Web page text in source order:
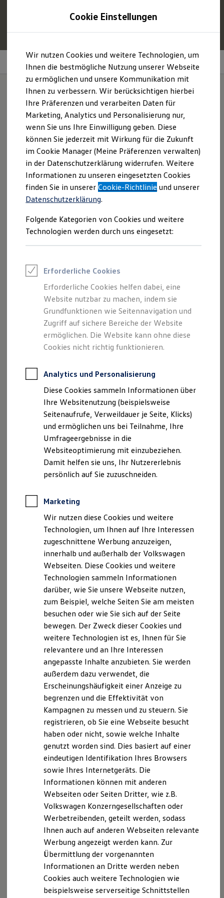
Hauptinhalt
springen
Footer
springen
Profitieren Sie von bis zu6.000 € 1
VolkswagenID. oder
Hybridmodelle.
Mehr zur E‑Auto-Förderung
Modelle und Konfigurator
Konfigurator
Modelle vergleichen
Konfiguration laden
Autosuche
Elektroautos
ENERGY Sondermodelle
Nutzfahrzeuge
SUV und CUV
Familienautos
Kombis
Kompaktwagen
Sportwagen
Schnell verfügbare Fahrzeuge
Angebote und Produkte
Aktuelle Angebote
E-Auto-Förderung
Volkswagen Marktplatz
Elektromobilität bei Gebrauchtwagen
Saisonangebote
Reifenpakete
Leasing
Leasing-Angebote
Gebrauchtwagen Leasing
Junge Gebrauchtwagen-Leasing
Elektroauto Leasing
Kleinwagen-Leasing
Autokredit mit Schlussrate
Versicherungen und Garantien
Kfz-Versicherung
Restschuldversicherungen
Garantien
Wartungsverträge
Geschäftskunden
Professional Class bei Volkswagen
Großkunden
Behörden
Direktkunden
Sonderfahrzeuge
Elektromobilität
Elektroautos
Elektrofahrzeugkonzepte
ID. EVERY1
Reichweite
Reichweite der ID. Modelle
Reichweite im Winter
Rekuperation
Laden
Laden unterwegs
Laden Zuhause
Ladestationen finden
Ladezeitensimulator
Sicherheit
Garantie und Lebensdauer
Nachhaltigkeit
Kosten und Kauf
Verbrauchskosten
Kaufoptionen
E-Auto-Förderung
Software und Konnektivität
Die ID. Software 6
ID. Software Versionen und Updates
Digitale Extras
Schnittstellen zu Ihrem ID.
Hybridautos
Marke und Erlebnis
Volkswagen R und R Experience
R-Modelle
R Experience
Driving Experience
Werkbesichtigung
Factory visit
Lifestyle Shop
Golf Kollektion
ID. Kollektion
Volkswagen Kollektion
GTI Kollektion
Fußball Drop
Android Auto und Apple
Spiegeln Sie Ihre
Smartphone-Apps.
Musik streamen, telefonieren oder auf
Navigationsfunktionen zugreifen: MitApp‑Connect
nutzen Sie Ihre gewohnten Smartphone-Apps direkt über
das Fahrzeugdisplay.
Nutzungsbedingungen
Datenschutzerklärungen
Cookie-Richtlinie
Lizenzhinweise Dritter
Angaben zum Digital Services Act (DSA)
Produktsicherheitsinformationen
Vertrag Widerrufen
App‑Connect
ermöglicht grundsätzlich die Nutzung der
Technologien AppleCarPlayundAndroidAuto. Die beiden
Technologien liegen in der Verantwortlichkeit von Apple und
Google wodurch dieVolkswagenAG keinen Einfluss auf die
länderspezifische Verfügbarkeit von Apple
Auto hat und somit die Disponibilität der jeweiligen
Technologie länderabhängig unterschiedlich ausfallen kann. Die
Verfügbarkeit von Apple CarPlaykann unter
https://www.apple.com/de/ios/feature-availability/#apple-
carplay
und die fürAndroidAuto unter
https://www.android.com/intl/de_de/auto/in Erfahrung
gebracht werden. Die Funktionen können während der
Vertragslaufzeit inhaltlichen Änderungen unterliegen, bzw.
eingestellt werden. Um Ablenkung zu vermeiden, lassen sich
während der Fahrt nur zertifizierte Apps starten. Bitte
berücksichtigen Sie in diesem Zusammenhang auch, dass
manche Apps nicht für jede der zwei Technologien angeboten
werden.
Informationen zur Kompatibilität von Smartphones finden Sie
CarPlay unterhttps://apple.com/de/ios/carplay/
Auto unter
AppleCarPlayist eine Marke von Apple Inc. Android
eine Marke von Google LLC.
Die in dieser Darstellung gezeigten Fahrzeuge und
Ausstattungen können in einzelnen Details vom aktuellen
deutschen Lieferprogramm abweichen. Abgebildet sind
teilweise Sonderausstattungen der Fahrzeuge gegen
Mehrpreis.
Bitte beachten Sie auch unseren Konfigurator für eine
Übersicht der aktuell verfügbaren Modelle und Ausstattungen.
Die angegebenen Verbrauchs- und Emissionswerte beziehen
sich nicht auf ein einzelnes Fahrzeug und sind nicht Bestandteil
des Angebots, sondern dienen allein Vergleichszwecken
zwischen den verschiedenen Fahrzeugtypen.
Zusatzausstattungen undZubehör(Anbauteile, Reifenformat
Cookie Einstellungen
Wir nutzen Cookies und weitere Technologien, um
Ihnen die bestmögliche Nutzung unserer Webseite
zu ermöglichen und unsere Kommunikation mit
Ihnen zu verbessern. Wir berücksichtigen hierbei
Ihre Präferenzen und verarbeiten Daten für
Marketing, Analytics und Personalisierung nur,
wenn Sie uns Ihre Einwilligung geben. Diese
können Sie jederzeit mit Wirkung für die Zukunft
im Cookie Manager (Meine Präferenzen verwalten)
in der Datenschutzerklärung widerrufen. Weitere
Informationen zu unseren eingesetzten Cookies
finden Sie in unsererCookie-Richtlinie und unserer
Datenschutzerklärung.
Folgende Kategorien von Cookies und weitere
Technologien werden durch uns eingesetzt:
Erforderliche Cookies
Erforderliche Cookies helfen dabei, eine
Website nutzbar zu machen, indem sie
Grundfunktionen wie Seitennavigation und
Zugriff auf sichere Bereiche der Website
ermöglichen. Die Website kann ohne diese
Cookies nicht richtig funktionieren.
Analytics und Personalisierung
Diese Cookies sammeln Informationen über
Ihre Websitenutzung (beispielsweise
Seitenaufrufe, Verweildauer je Seite, Klicks)
und ermöglichen uns bei Teilnahme, Ihre
Umfrageergebnisse in die
Websiteoptimierung mit einzubeziehen.
Damit helfen sie uns, Ihr Nutzererlebnis
persönlich auf Sie zuzuschneiden.
Marketing
Wir nutzen diese Cookies und weitere
Technologien, um Ihnen auf Ihre Interessen
zugeschnittene Werbung anzuzeigen,
innerhalb und außerhalb der Volkswagen
Webseiten. Diese Cookies und weitere
Technologien sammeln Informationen
darüber, wie Sie unsere Webseite nutzen,
zum Beispiel, welche Seiten Sie am meisten
besuchen oder wie Sie sich auf der Seite
bewegen. Der Zweck dieser Cookies und
weitere Technologien ist es, Ihnen für Sie
relevantere und an Ihre Interessen
angepasste Inhalte anzubieten. Sie werden
außerdem dazu verwendet, die
Erscheinungshäufigkeit einer Anzeige zu
begrenzen und die Effektivität von
Kampagnen zu messen und zu steuern. Sie
registrieren, ob Sie eine Webseite besucht
haben oder nicht, sowie welche Inhalte
genutzt worden sind. Dies basiert auf einer
eindeutigen Identifikation Ihres Browsers
sowie Ihres Internetgeräts. Die
Informationen können mit anderen
Webseiten oder Seiten Dritter, wie z.B.
Volkswagen Konzerngesellschaften oder
Werbetreibenden, geteilt werden, sodass
Ihnen auch auf anderen Webseiten relevante
Werbung angezeigt werden kann. Zur
Übermittlung der vorgenannten
Informationen an Dritte werden neben
Cookies auch weitere Technologien wie
beispielsweise serverseitige Schnittstellen